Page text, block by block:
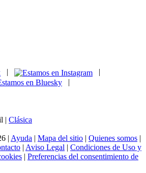
|
| Clásica
| Ayuda | Mapa del sitio | Quienes somos |
| Aviso Legal | Condiciones de Uso y
| Preferencias del consentimiento de